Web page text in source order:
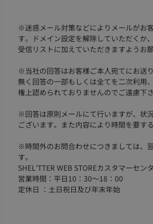
※迷惑メール対策などによりメールがお
す。ドメイン設定を解除していただくか
受信リストに加えていただきますようお
※当社の回答はお客様ご本人宛てにお送
無く回答の一部もしくは全てを二次利用
権上認められておりませんのでご遠慮下さ
※回答は原則メールにて行いますが、状
ございます。また内容により時間を要す
※時間外のお問合わせにつきましては、
す。
SHEL'TTER WEB STOREカスタマーセン
営業時間：平日10：30～18：00
定休日 ：土日祝日及び年末年始